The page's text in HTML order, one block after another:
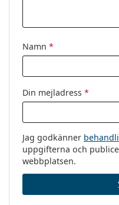
Namn *
Din mejladress *
Jag godkänner
uppgifterna och
webbplatsen.